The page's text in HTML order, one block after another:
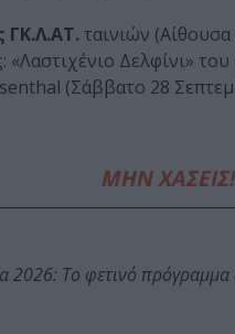
ΓΚ.Λ.ΑΤ. ταινιών
«Λαστιχένιο Δελφίνι»
(Σάββατο 28
ΜΗΝ ΧΑΣΕΙΣ!
2026: Το φετινό πρόγραμμα